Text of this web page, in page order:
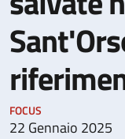
FOCUS
22 Gennaio 2025